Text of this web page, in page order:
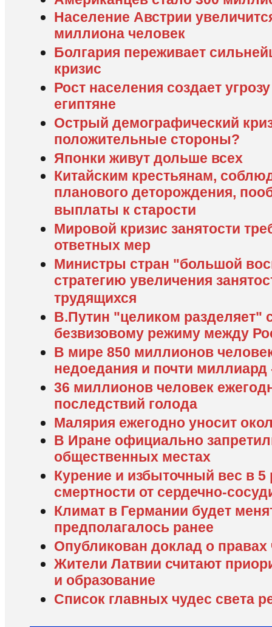
Население Австрии
миллиона человек
Болгария переживает
кризис
Рост населения создает
египтяне
Острый демографический
положительные стороны?
Японки живут дольше всех
Китайским крестьянам,
планового деторождения,
выплаты к старости
Мировой кризис занятости
ответных мер
Министры стран "большой
стратегию увеличения
трудящихся
В.Путин "целиком разделяет"
безвизовому режиму между
В мире 850 миллионов
недоедания и почти миллиард
36 миллионов человек
последствий голода
Малярия ежегодно уносит
В Иране официально
общественных местах
Курение и избыточный вес в 5
смертности от сердечно-
Климат в Германии будет
предполагалось ранее
Опубликован доклад о правах
Жители Латвии считают
и образование
Список главных чудес света